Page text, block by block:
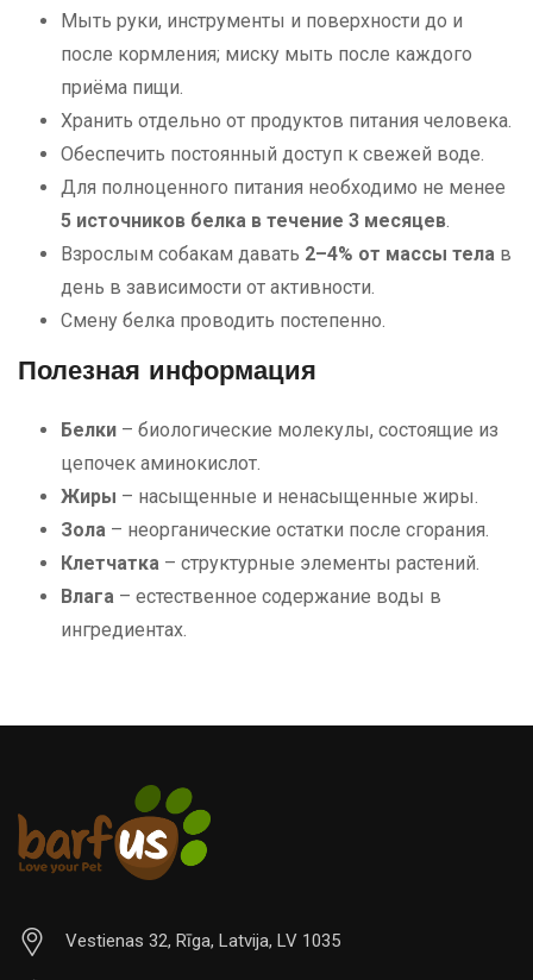
Мыть руки, инструменты и поверхности до и
после кормления; миску мыть после каждого
приёма пищи.
Хранить отдельно от продуктов питания человека.
Обеспечить постоянный доступ к свежей воде.
Для полноценного питания необходимо не менее
5 источников белка в течение 3 месяцев
Взрослым собакам давать 2–4% от массы тела в
день в зависимости от активности.
Смену белка проводить постепенно.
Полезная информация
Белки – биологические молекулы, состоящие из
цепочек аминокислот.
Жиры – насыщенные и ненасыщенные жиры.
Зола – неорганические остатки после сгорания.
Клетчатка – структурные элементы растений.
Влага – естественное содержание воды в
ингредиентах.
Vestienas 32, Rīga, Latvija, LV 1035